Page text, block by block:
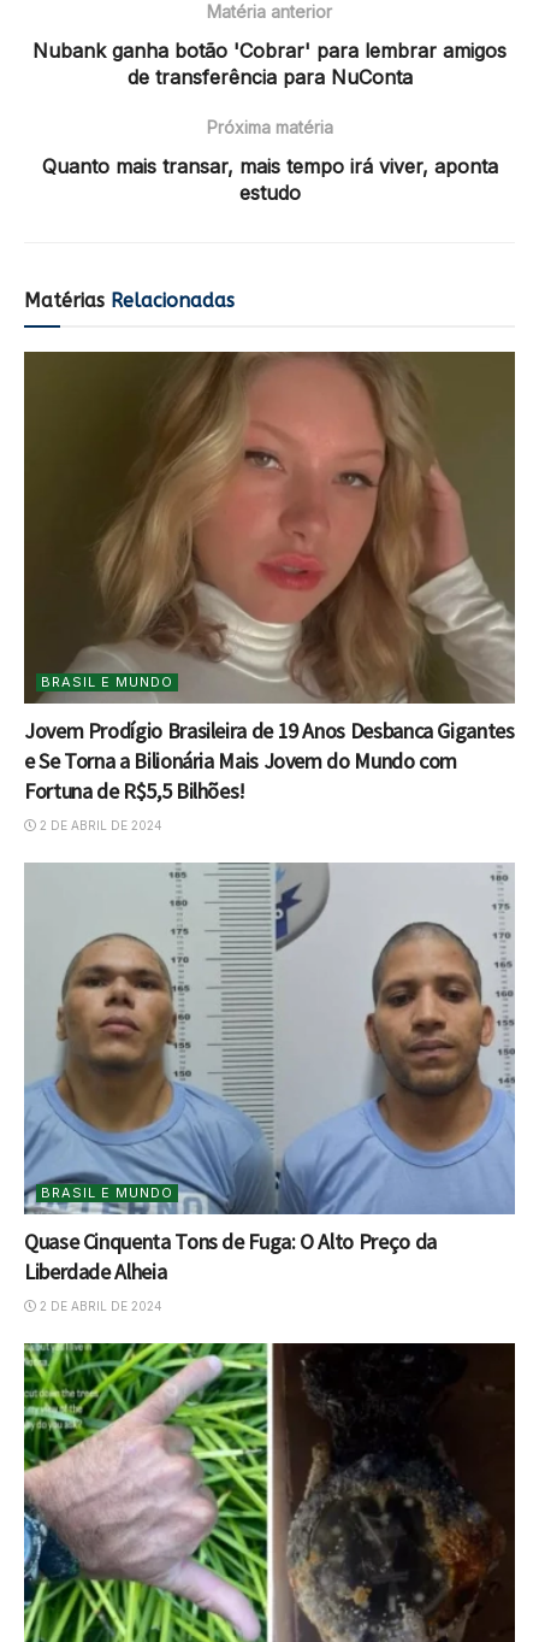
Matéria anterior
Nubank ganha botão 'Cobrar' para lembrar amigos
de transferência para NuConta
Próxima matéria
Quanto mais transar, mais tempo irá viver, aponta
estudo
Matérias Relacionadas
BRASIL E MUNDO
Jovem Prodígio Brasileira de 19 Anos Desbanca Gigantes
e Se Torna a Bilionária Mais Jovem do Mundo com
Fortuna de R$5,5 Bilhões!
2 DE ABRIL DE 2024
BRASIL E MUNDO
Quase Cinquenta Tons de Fuga: O Alto Preço da
Liberdade Alheia
2 DE ABRIL DE 2024